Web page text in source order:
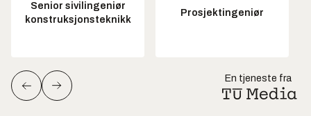
Senior sivilingeniør
konstruksjonsteknikk
Prosjektingeniør
En tjeneste fra